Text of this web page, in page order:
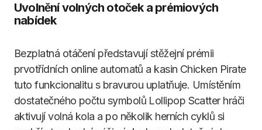
Uvolnění volných otoček a prémiových
nabídek
Bezplatná otáčení představují stěžejní prémii
prvotřídních online automatů a kasin Chicken Pirate
tuto funkcionalitu s bravurou uplatňuje. Umístěním
dostatečného počtu symbolů Lollipop Scatter hráči
aktivují volná kola a po několik herních cyklů si